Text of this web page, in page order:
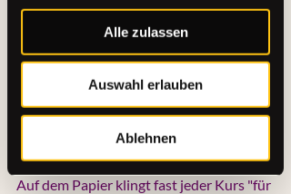
Alle zulassen
Auswahl erlauben
Ablehnen
Gleichgewicht macht einen Workshop
wirklich einsteigerfreundlich.
Woran du wirklich gute
Workshops für Einsteiger
Auf dem Papier klingt fast jeder Kurs "für